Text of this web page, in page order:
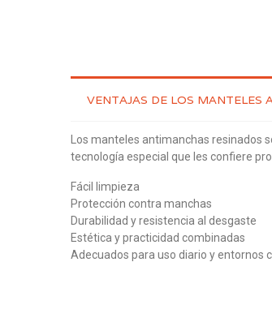
VENTAJAS DE LOS MANTELES
Los manteles antimanchas
tecnología especial que les confiere
Fácil limpieza
Protección contra manchas
Durabilidad y resistencia al desgaste
Estética y practicidad combinadas
Adecuados para uso diario y entornos